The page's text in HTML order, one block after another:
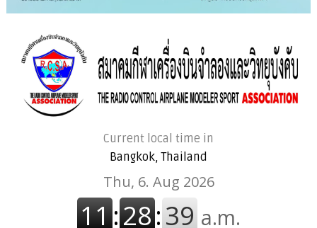
Current local time in
Bangkok, Thailand